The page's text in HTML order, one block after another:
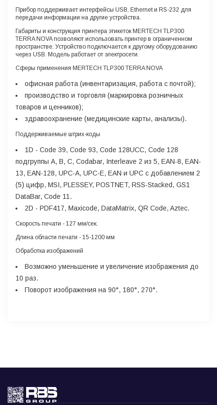
Прибор поддерживает интерфейсы USB, Ethernet и RS-232 для
передачи информации на другие устройства.
Габариты и конструкция принтера этикетокMERTECH TLP300
TERRA NOVAпозволяют использовать принтер в ограниченном
пространстве. Устройство подключается к другому оборудованию
через USB. Модель работает от электросети.
Сферы применения MERTECH TLP300 TERRA NOVA
офисная работа (инвентаризация, работа с почтой);
производство и торговля (маркировка розничных
товаров и ценников);
здравоохранение (медицинские карты, анализы).
Поддерживаемые штрих-коды
1D - Code 39, Code 93, Code 128UCC, Code 128
подгруппы A, B, C, Codabar, Interleave 2 из 5, EAN-8, EAN-
13, EAN-128, UPC-A, UPC-E, EAN и UPC с добавлением 2
(5) цифр, MSI, PLESSEY, POSTNET, RSS-Stacked, GS1
DataBar, Code 11.
2D - PDF417, Maxicode, DataMatrix, QR Code, Aztec.
Скорость печати - 127 мм/сек.
Длина области печати - 15-1200 мм
Обработка изображений
Возможно уменьшение и увеличение изображения до
10 раз.
Поворот изображения на 90°, 180°, 270°.